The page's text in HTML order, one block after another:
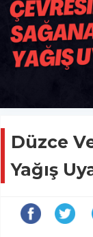
Düzce
Yağış